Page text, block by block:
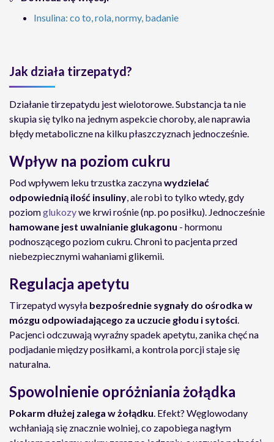
Insulina: co to, rola, normy, badanie
Jak działa tirzepatyd?
Działanie tirzepatydu jest wielotorowe. Substancja ta nie
skupia się tylko na jednym aspekcie choroby, ale naprawia
błędy metaboliczne na kilku płaszczyznach jednocześnie.
Wpływ na poziom cukru
Pod wpływem leku trzustka zaczynawydzielać
odpowiednią ilość insuliny, ale robi to tylko wtedy, gdy
poziomglukozywe krwi rośnie (np. po posiłku). Jednocześnie
hamowane jest uwalnianie glukagonu - hormonu
podnoszącego poziom cukru. Chroni to pacjenta przed
niebezpiecznymi wahaniami glikemii.
Regulacja apetytu
Tirzepatyd wysyła bezpośrednie sygnały do ośrodka w
mózgu odpowiadającego za uczucie głodu i sytości.
Pacjenci odczuwają wyraźny spadek apetytu, zanika chęć na
podjadanie między posiłkami, a kontrola porcji staje się
naturalna.
Spowolnienie opróżniania żołądka
Pokarm dłużej zalega w żołądku. Efekt? Węglowodany
wchłaniają się znacznie wolniej, co zapobiega nagłym